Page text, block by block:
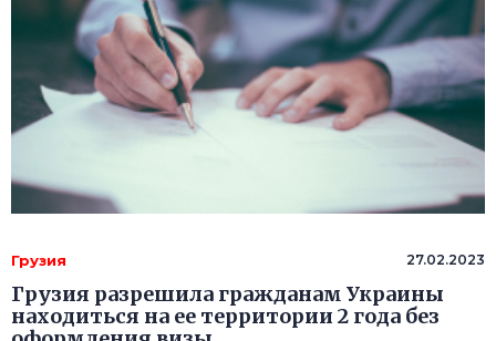
Грузия 27.02.2023
Грузия разрешила гражданам Украины
находиться на ее территории 2 года без